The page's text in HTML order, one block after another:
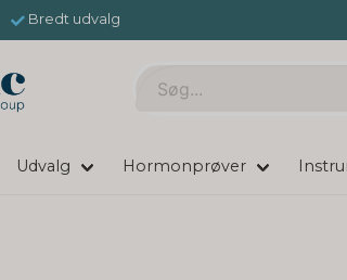
Bredt udvalg
Udvalg Hormonprøver